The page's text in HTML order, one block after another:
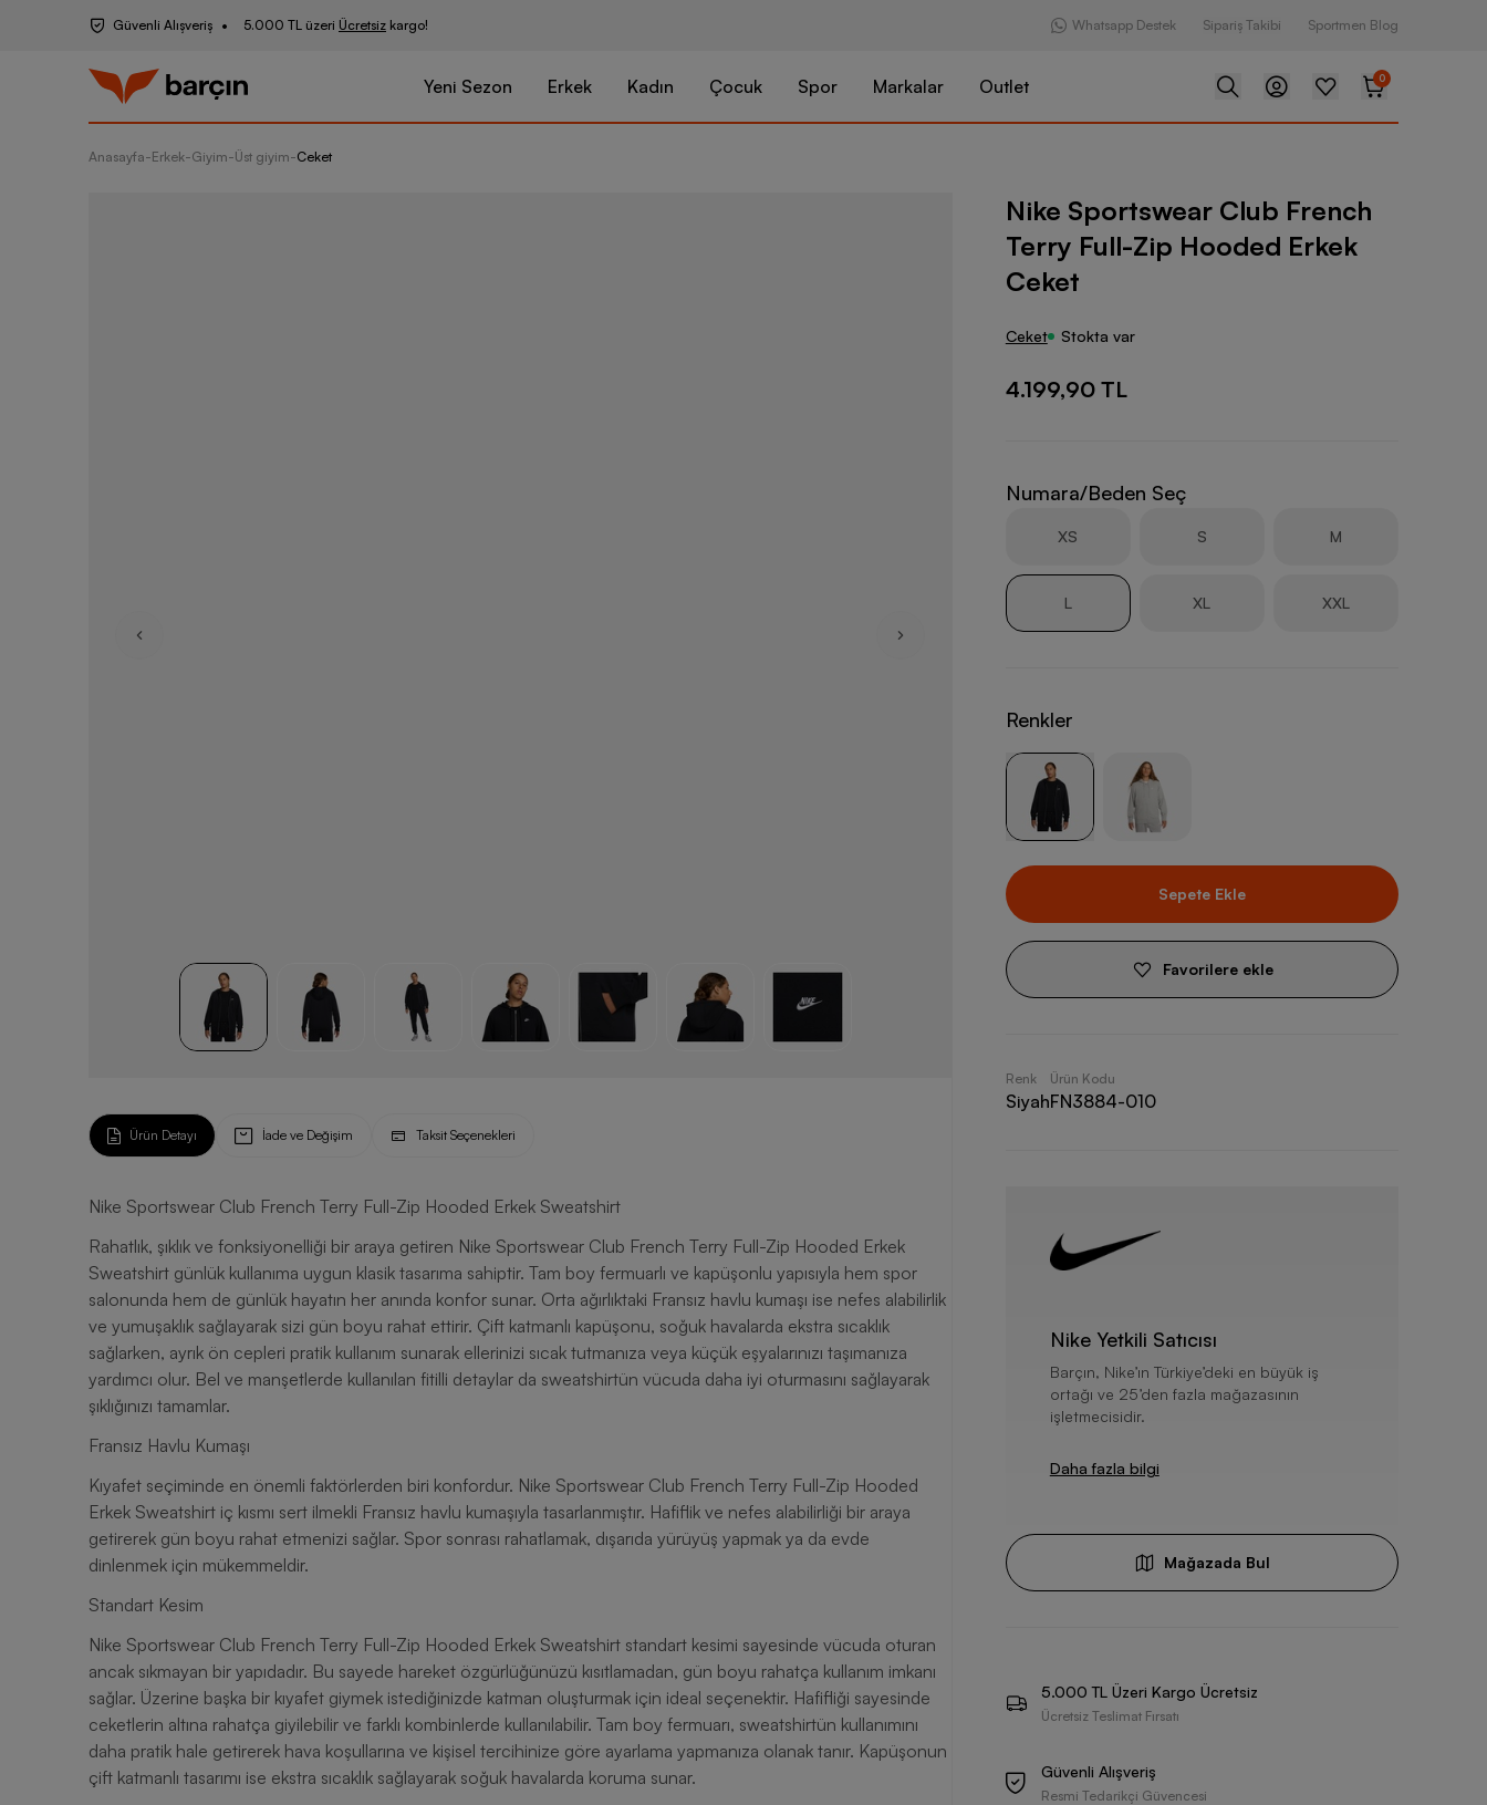
Güvenli Alışveriş 5.000 TL üzeri Ücretsiz kargo! Whatsapp Destek Sipariş Takibi Sportmen Blog
Yeni Sezon Erkek Kadın Çocuk Spor Markalar Outlet 0
Anasayfa-Erkek-Giyim-Üst giyim-Ceket
Nike Sportswear Club French Terry Full-Zip Hooded Erkek Ceket
Ürün Detayı İade ve Değişim Taksit Seçenekleri
Nike Sportswear Club French Terry Full-Zip Hooded Erkek Sweatshirt
Rahatlık, şıklık ve fonksiyonelliği bir araya getiren Nike Sportswear Club French Terry Full-Zip Hooded Erkek
Sweatshirt günlük kullanıma uygun klasik tasarıma sahiptir. Tam boy fermuarlı ve kapüşonlu yapısıyla hem spor
salonunda hem de günlük hayatın her anında konfor sunar. Orta ağırlıktaki Fransız havlu kumaşı ise nefes alabilirlik
ve yumuşaklık sağlayarak sizi gün boyu rahat ettirir. Çift katmanlı kapüşonu, soğuk havalarda ekstra sıcaklık
sağlarken, ayrık ön cepleri pratik kullanım sunarak ellerinizi sıcak tutmanıza veya küçük eşyalarınızı taşımanıza
yardımcı olur. Bel ve manşetlerde kullanılan fitilli detaylar da sweatshirtün vücuda daha iyi oturmasını sağlayarak
şıklığınızı tamamlar.
Fransız Havlu Kumaşı
Kıyafet seçiminde en önemli faktörlerden biri konfordur. Nike Sportswear Club French Terry Full-Zip Hooded
Erkek Sweatshirt iç kısmı sert ilmekli Fransız havlu kumaşıyla tasarlanmıştır. Hafiflik ve nefes alabilirliği bir araya
getirerek gün boyu rahat etmenizi sağlar. Spor sonrası rahatlamak, dışarıda yürüyüş yapmak ya da evde
dinlenmek için mükemmeldir.
Standart Kesim
Nike Sportswear Club French Terry Full-Zip Hooded Erkek Sweatshirt standart kesimi sayesinde vücuda oturan
ancak sıkmayan bir yapıdadır. Bu sayede hareket özgürlüğünüzü kısıtlamadan, gün boyu rahatça kullanım imkanı
sağlar. Üzerine başka bir kıyafet giymek istediğinizde katman oluşturmak için ideal seçenektir. Hafifliği sayesinde
ceketlerin altına rahatça giyilebilir ve farklı kombinlerde kullanılabilir. Tam boy fermuarı, sweatshirtün kullanımını
daha pratik hale getirerek hava koşullarına ve kişisel tercihinize göre ayarlama yapmanıza olanak tanır. Kapüşonun
çift katmanlı tasarımı ise ekstra sıcaklık sağlayarak soğuk havalarda koruma sunar.
Nike Sportswear Club French
Terry Full-Zip Hooded Erkek
Ceket
Ceket Stokta var
4.199,90 TL
Numara/Beden Seç
XS S M
L XL XXL
Renkler
Sepete Ekle
Favorilere ekle
Renk
Siyah
Ürün Kodu
FN3884-010
Nike Yetkili Satıcısı
Barçın, Nike’ın Türkiye’deki en büyük iş
ortağı ve 25’den fazla mağazasının
işletmecisidir.
Daha fazla bilgi
Mağazada Bul
5.000 TL Üzeri Kargo Ücretsiz
Ücretsiz Teslimat Fırsatı
Güvenli Alışveriş
Resmi Tedarikçi Güvencesi